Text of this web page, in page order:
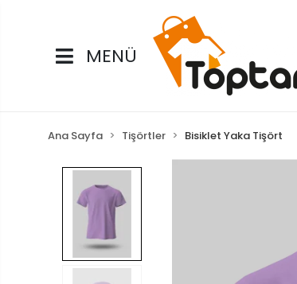
MENÜ
Ana Sayfa Tişörtler Bisiklet Yaka Tişört